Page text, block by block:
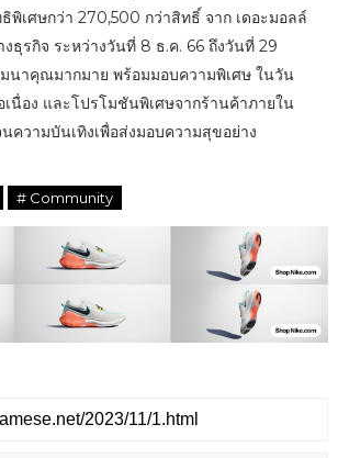
พิเศษกว่า 270,500 กว่าสิทธิ์ จาก เดอะมอลล์
ธุรกิจ ระหว่างวันที่ 8 ธ.ค. 66 ถึงวันที่ 29
นาคุณมากมาย พร้อมมอบความพิเศษ ในวัน
เนื่อง และโปรโมชันพิเศษจากร้านค้าภายใน
ความบันเทิงเพื่อส่งมอบความสุขอย่าง
# Community